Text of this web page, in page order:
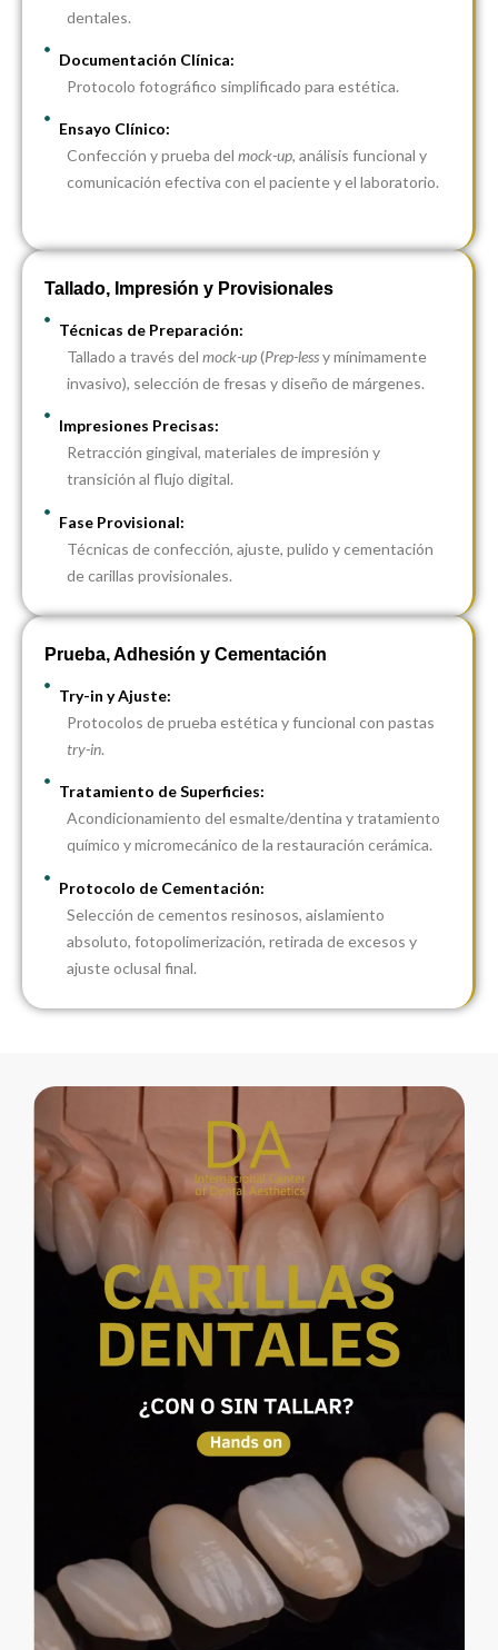
dentales.
Documentación Clínica:
Protocolo fotográfico simplificado para estética.
Ensayo Clínico:
Confección y prueba del mock-up, análisis funcional y
comunicación efectiva con el paciente y el laboratorio.
Tallado, Impresión y Provisionales
Técnicas de Preparación:
Tallado a través del mock-up(Prep-lessy mínimamente
invasivo), selección de fresas y diseño de márgenes.
Impresiones Precisas:
Retracción gingival, materiales de impresión y
transición al flujo digital.
Fase Provisional:
Técnicas de confección, ajuste, pulido y cementación
de carillas provisionales.
Prueba, Adhesión y Cementación
Try-in y Ajuste:
Protocolos de prueba estética y funcional con pastas
try-in.
Tratamiento de Superficies:
Acondicionamiento del esmalte/dentina y tratamiento
químico y micromecánico de la restauración cerámica.
Protocolo de Cementación:
Selección de cementos resinosos, aislamiento
absoluto, fotopolimerización, retirada de excesos y
ajuste oclusal final.